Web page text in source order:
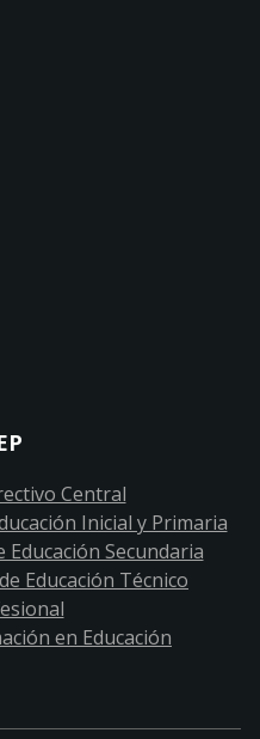
Central
Inicial y Primaria
Educación Secundaria
Educación Técnico
en Educación